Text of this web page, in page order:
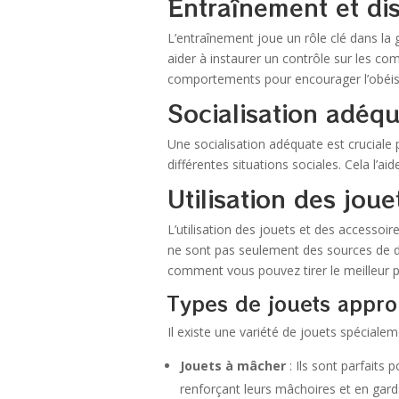
Entraînement et
L’entraînement joue un rôle clé dans
aider à instaurer un contrôle sur les
comportements pour encourager
Socialisation
Une socialisation adéquate est cruciale
différentes situations sociales. Cela
Utilisation des
L’utilisation des jouets et des
ne sont pas seulement des sources
comment vous pouvez tirer le meilleur
Types de jouets
Il existe une variété de jouets
Jouets à mâcher : Ils sont parfaits
renforçant leurs mâchoires et en